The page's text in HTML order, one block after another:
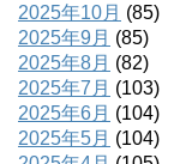
2025年10月 (85)
2025年9月 (85)
2025年8月 (82)
2025年7月 (103)
2025年6月 (104)
2025年5月 (104)